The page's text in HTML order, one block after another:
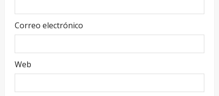
Correo electrónico
Web